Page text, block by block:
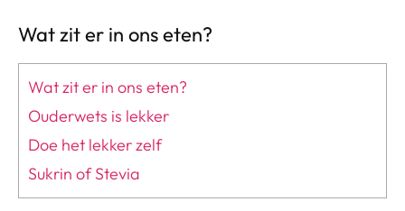
Wat zit er in ons eten?
Wat zit er in ons eten?
Ouderwets is lekker
Doe het lekker zelf
Sukrin of Stevia